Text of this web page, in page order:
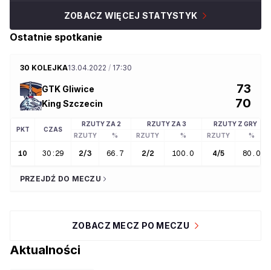
ZOBACZ WIĘCEJ STATYSTYK
Ostatnie spotkanie
30 KOLEJKA13.04.2022 / 17:30
GTK Gliwice 73
King Szczecin 70
PKT CZAS
RZUTY ZA 2 RZUTY ZA 3
RZUTY Z GRY
RZUTY
% RZUTY % RZUTY %
10 30:29 2/3 66.7 2/2 100.0 4/5 80.0
PRZEJDŹ DO MECZU
ZOBACZ MECZ PO MECZU
Aktualności